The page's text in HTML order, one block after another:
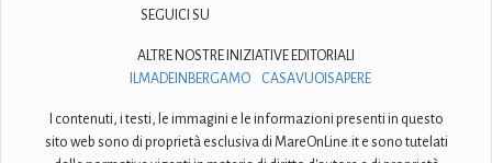
SEGUICI SU
ALTRE NOSTRE INIZIATIVE EDITORIALI
ILMADEINBERGAMO
CASAVUOISAPERE
I contenuti, i testi, le immagini e le informazioni presenti in questo
sito web sono di proprietà esclusiva di MareOnLine.it e sono tutelati